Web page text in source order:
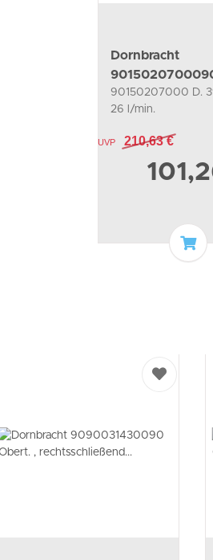
Dornbracht
Ersatzteile
90150207000 D.
26 l/min.
UVP 210,63 €
In